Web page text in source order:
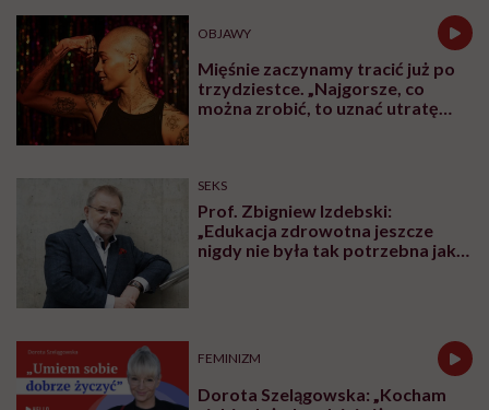
„Druga młodość”
jajników?
Dr Francesca Duncan, naukowczyni z Northwestern
University Feinberg School of Medicine, jak wielu
innych biologów, była przekonana, że pomenopauzie
jajniki stają tak bezużyteczne jakwyrostek
robaczkowy
. Badania, które przeprowadziła wraz ze
swoimi współpracownikami, pokazały, że mogła być w
ogromnym błędzie.
Okazało się, że po menopauzie jajniki